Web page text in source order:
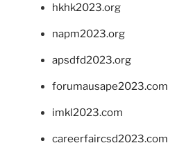
hkhk2023.org
napm2023.org
apsdfd2023.org
forumausape2023.com
imkl2023.com
careerfaircsd2023.com